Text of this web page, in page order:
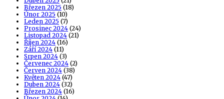
Březen 2025 (18)
Únor 2025 (10)
Leden 2025 (7)
Prosinec 2024 (24)
Listopad 2024 (21)
Říjen 2024 (16)
Září 2024 (11)
Srpen 2024 (3)
Červenec 2024 (2)
Červen 2024 (38)
Květen 2024 (47)
Duben 2024 (32)
Březen 2024 (16)